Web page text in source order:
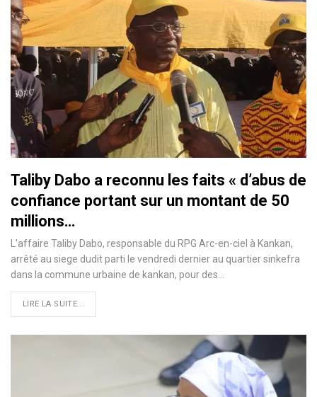
Taliby Dabo a reconnu les faits « d’abus de
confiance portant sur un montant de 50
millions…
L'affaire Taliby Dabo, responsable du RPG Arc-en-ciel à Kankan,
arrêté au siege dudit parti le vendredi dernier au quartier sinkefra
dans la commune urbaine de kankan, pour des…
LIRE LA SUITE...